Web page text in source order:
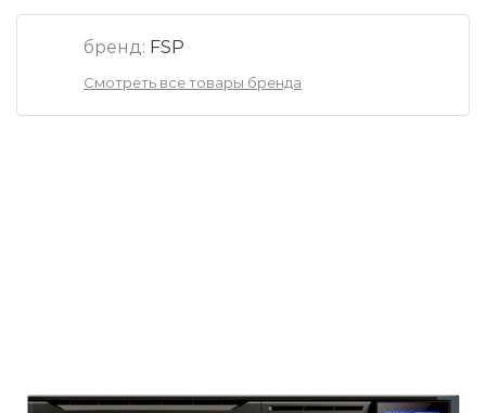
бренд: FSP
Смотреть все товары бренда